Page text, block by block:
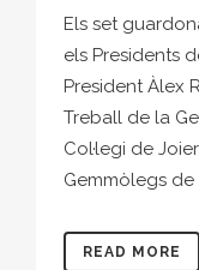
Els set
els Presidents
President Àlex
Treball de la
Col·legi de
Gemmòlegs de
READ MORE